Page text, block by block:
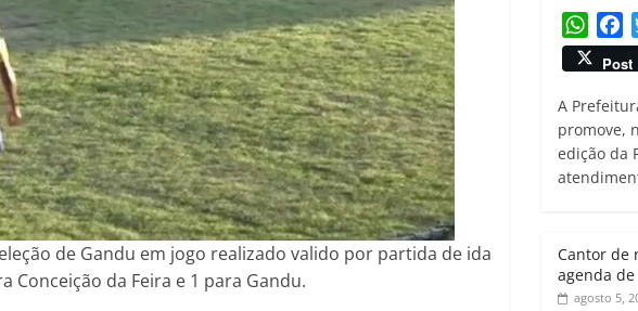
de Gandu em jogo realizado valido por partida de ida
Conceição da Feira e 1 para Gandu.
W
h
a
t
s
A
p
a
c
e
b
o
o
Post
A
promove,
edição da
Cantor de
agenda
agosto 5,